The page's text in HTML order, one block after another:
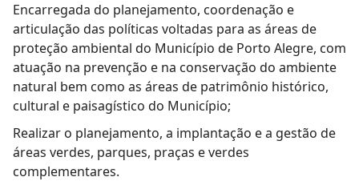
Encarregada do planejamento, coordenação e
articulação das políticas voltadas para as áreas de
proteção ambiental do Município de Porto Alegre, com
atuação na prevenção e na conservação do ambiente
natural bem como as áreas de patrimônio histórico,
cultural e paisagístico do Município;
Realizar o planejamento, a implantação e a gestão de
áreas verdes, parques, praças e verdes
complementares.